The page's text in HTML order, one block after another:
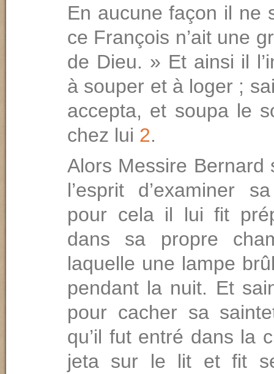
En aucune façon il ne
ce François n’ait une
de Dieu. » Et ainsi il
à souper et à loger ;
accepta, et soupa le
chez lui 2.
Alors Messire Bernard
l’esprit d’examiner
pour cela il lui fit
dans sa propre
laquelle une lampe
pendant la nuit. Et
pour cacher sa
qu’il fut entré dans la
jeta sur le lit et fit